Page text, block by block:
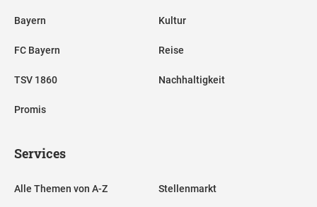
Bayern
FC Bayern
TSV 1860
Promis
Kultur
Reise
Nachhaltigkeit
Services
Alle Themen von A-Z Stellenmarkt